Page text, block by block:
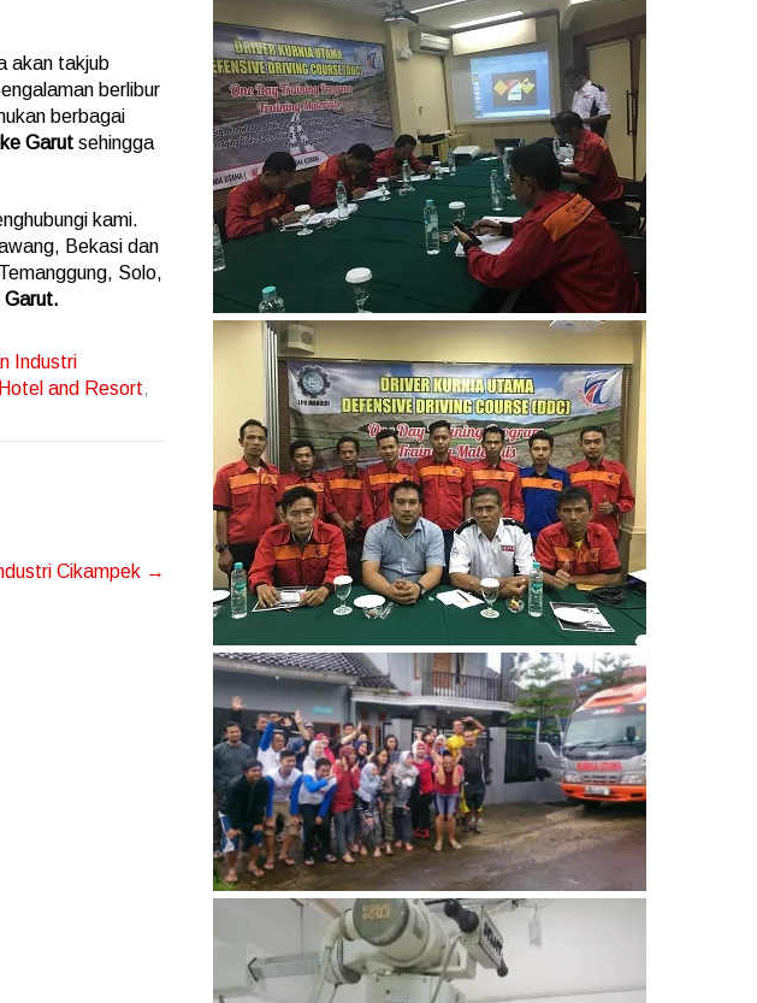
akan takjub
berlibur
berbagai
Garut sehingga
kami.
Bekasi dan
Solo,
Garut.
Industri
and Resort,
Cikampek →